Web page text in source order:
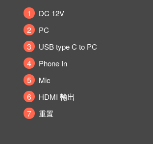
1 DC 12V
2 PC
3 USB type C to PC
4 Phone In
5 Mic
6 HDMI 輸出
7 重置